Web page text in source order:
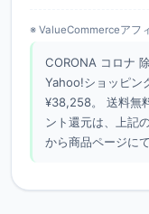
※ ValueCommerceアフ
CORONA コロナ
Yahoo!ショッピン
¥38,258。 送料無
ント還元は、上記
から商品ページに